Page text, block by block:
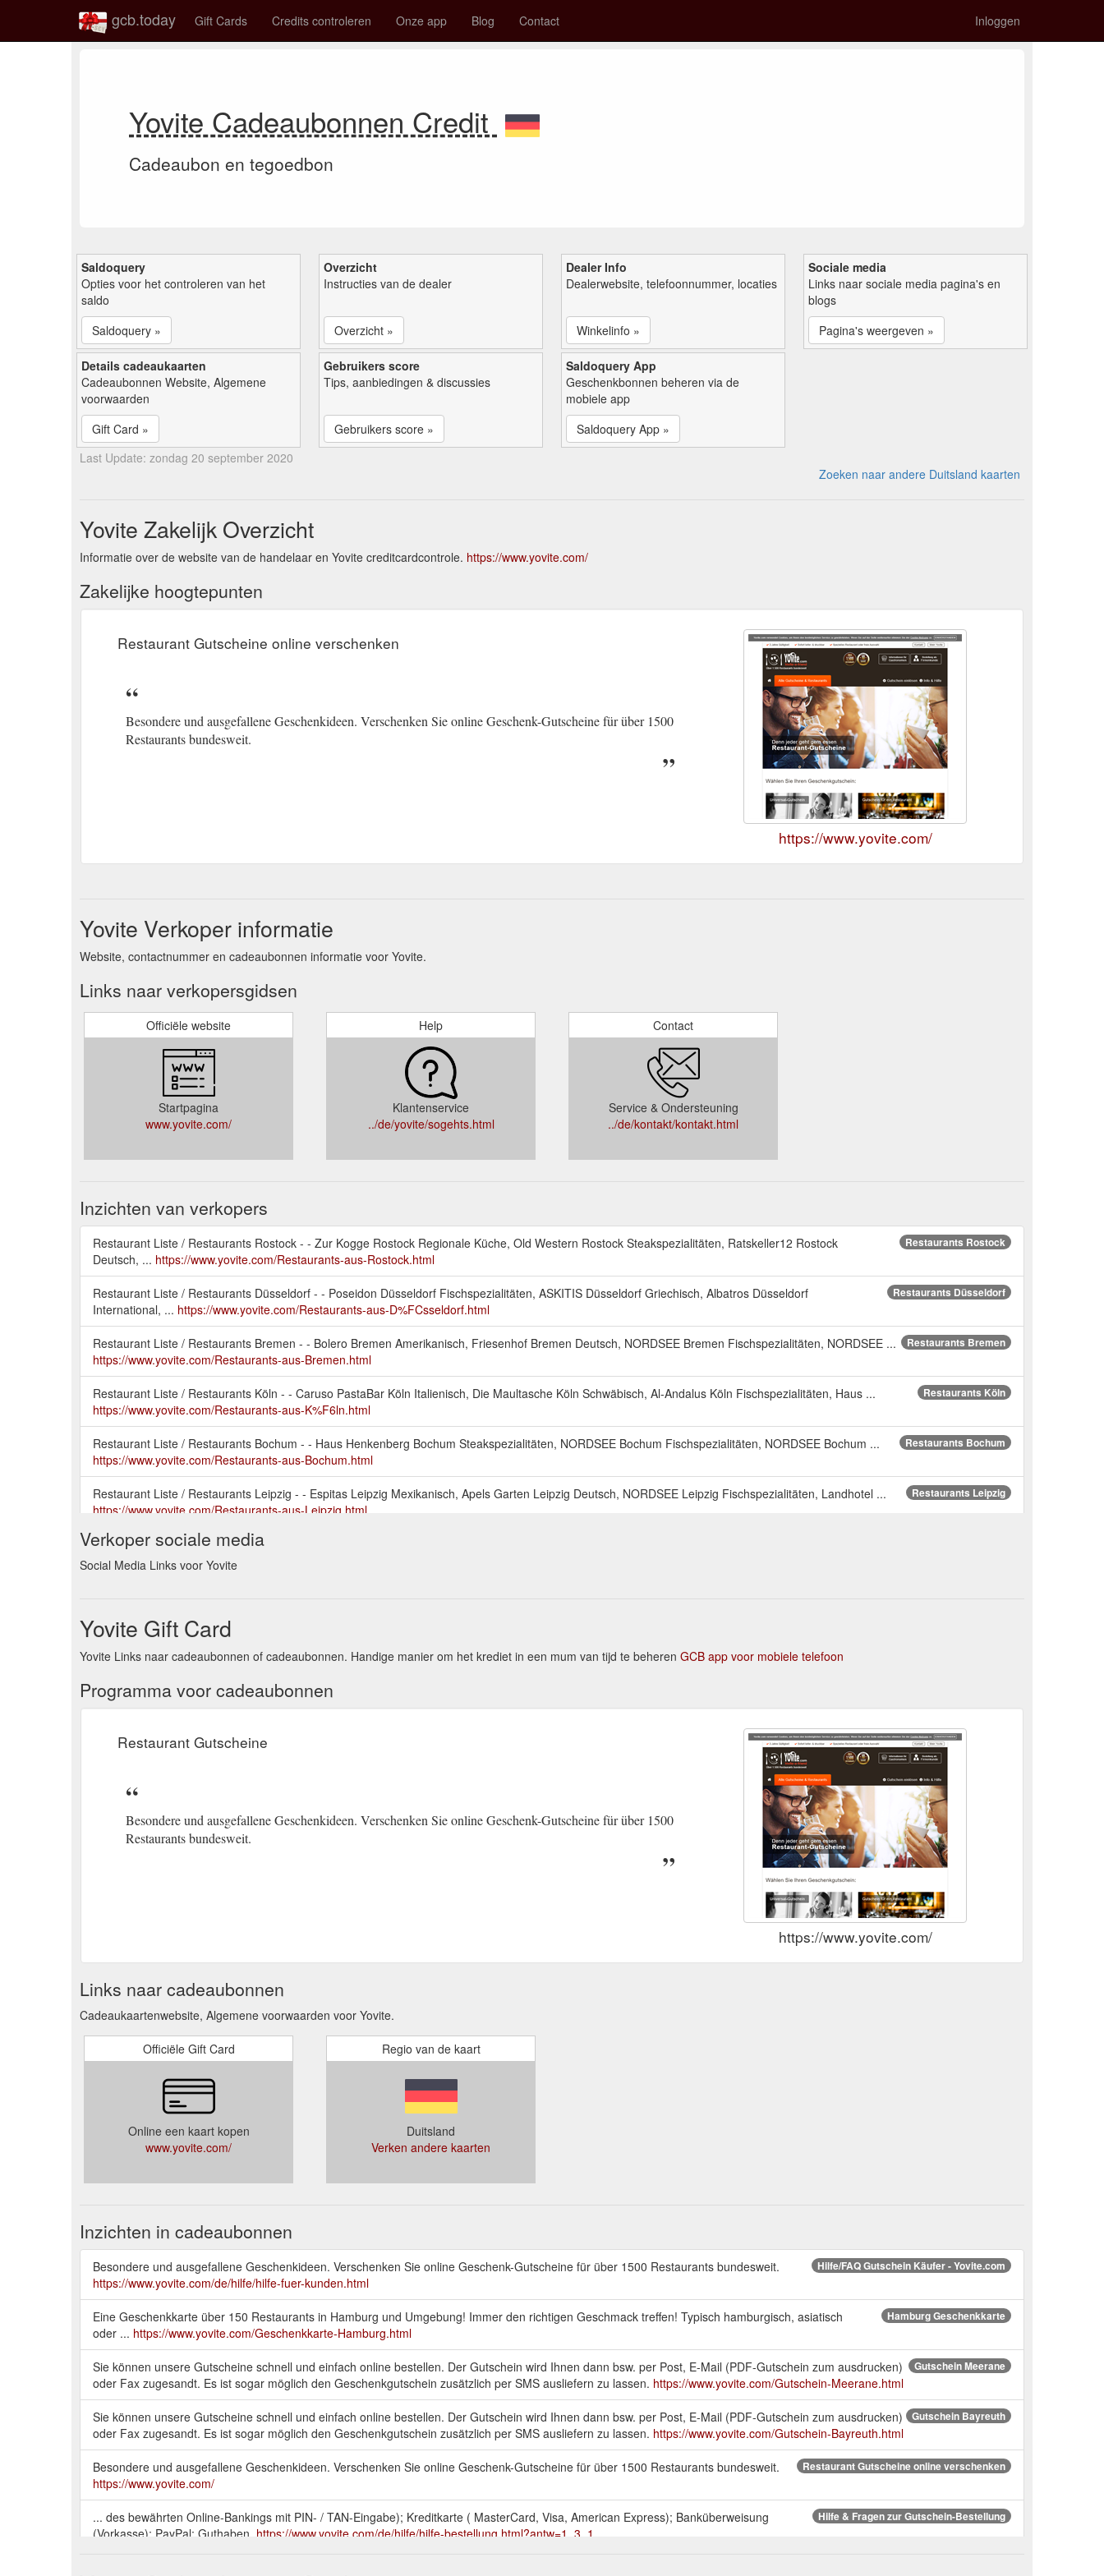
gcb.today Gift Cards Credits controleren Onze app Blog Contact Inloggen
Yovite Cadeaubonnen Credit
Cadeaubon en tegoedbon
Saldoquery
Opties voor het controleren van het
saldo
Saldoquery »
Overzicht
Instructies van de dealer
Overzicht »
Dealer Info
Dealerwebsite, telefoonnummer, locaties
Winkelinfo »
Sociale media
Links naar sociale media pagina's en
blogs
Pagina's weergeven »
Details cadeaukaarten
Cadeaubonnen Website, Algemene
voorwaarden
Gift Card »
Gebruikers score
Tips, aanbiedingen & discussies
Gebruikers score »
Saldoquery App
Geschenkbonnen beheren via de
mobiele app
Saldoquery App »
Last Update: zondag 20 september 2020
Zoeken naar andere Duitsland kaarten
Yovite Zakelijk Overzicht
Informatie over de website van de handelaar en Yovite creditcardcontrole. https://www.yovite.com/
Zakelijke hoogtepunten
Restaurant Gutscheine online verschenken
Besondere und ausgefallene Geschenkideen. Verschenken Sie online Geschenk-Gutscheine für über 1500
Restaurants bundesweit.
https://www.yovite.com/
Yovite Verkoper informatie
Website, contactnummer en cadeaubonnen informatie voor Yovite.
Links naar verkopersgidsen
Officiële website
Startpagina
www.yovite.com/
Help
Klantenservice
../de/yovite/sogehts.html
Contact
Service & Ondersteuning
../de/kontakt/kontakt.html
Inzichten van verkopers
Restaurants Rostock
Restaurant Liste / Restaurants Rostock - - Zur Kogge Rostock Regionale Küche, Old Western Rostock Steakspezialitäten, Ratskeller12 Rostock
Deutsch, ... https://www.yovite.com/Restaurants-aus-Rostock.html
Restaurants Düsseldorf
Restaurant Liste / Restaurants Düsseldorf - - Poseidon Düsseldorf Fischspezialitäten, ASKITIS Düsseldorf Griechisch, Albatros Düsseldorf
International, ... https://www.yovite.com/Restaurants-aus-D%FCsseldorf.html
Restaurants Bremen
Restaurant Liste / Restaurants Bremen - - Bolero Bremen Amerikanisch, Friesenhof Bremen Deutsch, NORDSEE Bremen Fischspezialitäten, NORDSEE ...
https://www.yovite.com/Restaurants-aus-Bremen.html
Restaurants Köln
Restaurant Liste / Restaurants Köln - - Caruso PastaBar Köln Italienisch, Die Maultasche Köln Schwäbisch, Al-Andalus Köln Fischspezialitäten, Haus ...
https://www.yovite.com/Restaurants-aus-K%F6ln.html
Restaurants Bochum
Restaurant Liste / Restaurants Bochum - - Haus Henkenberg Bochum Steakspezialitäten, NORDSEE Bochum Fischspezialitäten, NORDSEE Bochum ...
https://www.yovite.com/Restaurants-aus-Bochum.html
Restaurants Leipzig
Restaurant Liste / Restaurants Leipzig - - Espitas Leipzig Mexikanisch, Apels Garten Leipzig Deutsch, NORDSEE Leipzig Fischspezialitäten, Landhotel ...
https://www.yovite.com/Restaurants-aus-Leipzig.html
Verkoper sociale media
Social Media Links voor Yovite
Yovite Gift Card
Yovite Links naar cadeaubonnen of cadeaubonnen. Handige manier om het krediet in een mum van tijd te beheren GCB app voor mobiele telefoon
Programma voor cadeaubonnen
Restaurant Gutscheine
Besondere und ausgefallene Geschenkideen. Verschenken Sie online Geschenk-Gutscheine für über 1500
Restaurants bundesweit.
https://www.yovite.com/
Links naar cadeaubonnen
Cadeaukaartenwebsite, Algemene voorwaarden voor Yovite.
Officiële Gift Card
Online een kaart kopen
www.yovite.com/
Regio van de kaart
Duitsland
Verken andere kaarten
Inzichten in cadeaubonnen
Hilfe/FAQ Gutschein Käufer - Yovite.com
Besondere und ausgefallene Geschenkideen. Verschenken Sie online Geschenk-Gutscheine für über 1500 Restaurants bundesweit.
https://www.yovite.com/de/hilfe/hilfe-fuer-kunden.html
Hamburg Geschenkkarte
Eine Geschenkkarte über 150 Restaurants in Hamburg und Umgebung! Immer den richtigen Geschmack treffen! Typisch hamburgisch, asiatisch
oder ... https://www.yovite.com/Geschenkkarte-Hamburg.html
Gutschein Meerane
Sie können unsere Gutscheine schnell und einfach online bestellen. Der Gutschein wird Ihnen dann bsw. per Post, E-Mail (PDF-Gutschein zum ausdrucken)
oder Fax zugesandt. Es ist sogar möglich den Geschenkgutschein zusätzlich per SMS ausliefern zu lassen. https://www.yovite.com/Gutschein-Meerane.html
Gutschein Bayreuth
Sie können unsere Gutscheine schnell und einfach online bestellen. Der Gutschein wird Ihnen dann bsw. per Post, E-Mail (PDF-Gutschein zum ausdrucken)
oder Fax zugesandt. Es ist sogar möglich den Geschenkgutschein zusätzlich per SMS ausliefern zu lassen. https://www.yovite.com/Gutschein-Bayreuth.html
Restaurant Gutscheine online verschenken
Besondere und ausgefallene Geschenkideen. Verschenken Sie online Geschenk-Gutscheine für über 1500 Restaurants bundesweit.
https://www.yovite.com/
Hilfe & Fragen zur Gutschein-Bestellung
... des bewährten Online-Bankings mit PIN- / TAN-Eingabe); Kreditkarte ( MasterCard, Visa, American Express); Banküberweisung
(Vorkasse); PayPal; Guthaben. https://www.yovite.com/de/hilfe/hilfe-bestellung.html?antw=1_3_1